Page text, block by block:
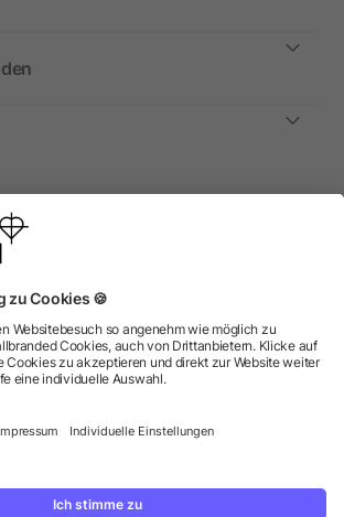
International
Werbeartikel, Werbemittel und
Alle Preise zzgl. MwSt.